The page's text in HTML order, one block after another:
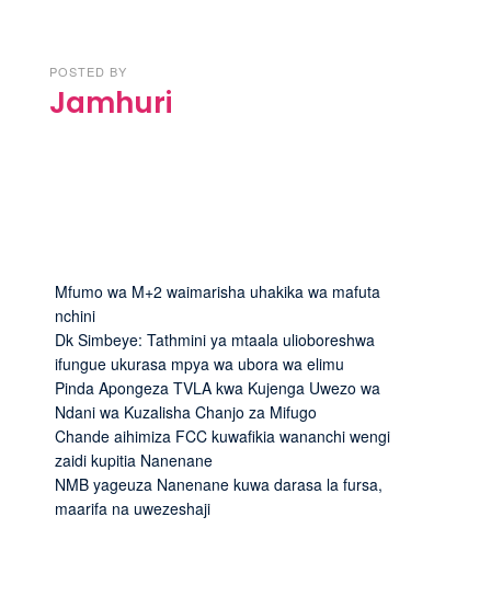
POSTED BY
Jamhuri
Mfumo wa M+2 waimarisha uhakika wa mafuta
nchini
Dk Simbeye: Tathmini ya mtaala ulioboreshwa
ifungue ukurasa mpya wa ubora wa elimu
Pinda Apongeza TVLA kwa Kujenga Uwezo wa
Ndani wa Kuzalisha Chanjo za Mifugo
Chande aihimiza FCC kuwafikia wananchi wengi
zaidi kupitia Nanenane
NMB yageuza Nanenane kuwa darasa la fursa,
maarifa na uwezeshaji